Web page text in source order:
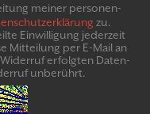
meiner personen­
zu.
Ein­willigung jeder­zeit
Mitteilung per E-Mail an
Widerruf erfolgten Daten­
un­be­rührt.